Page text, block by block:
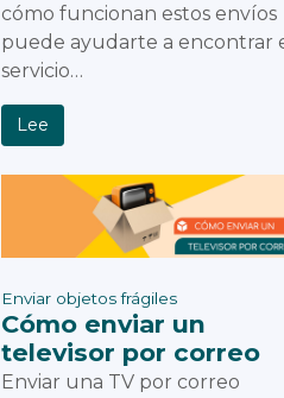
cómo funcionan estos envíos
puede ayudarte a encontrar
servicio…
Lee
Enviar objetos frágiles
Cómo enviar un
televisor por correo
Enviar una TV por correo